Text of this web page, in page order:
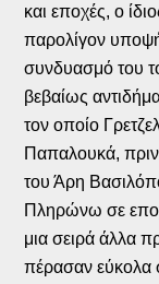
και εποχές, ο
παρολίγον
συνδυασμό του
βεβαίως
τον οποίο
Παπαλουκά,
του Άρη
Πληρώνω σε
μια σειρά άλλα
πέρασαν εύκολα